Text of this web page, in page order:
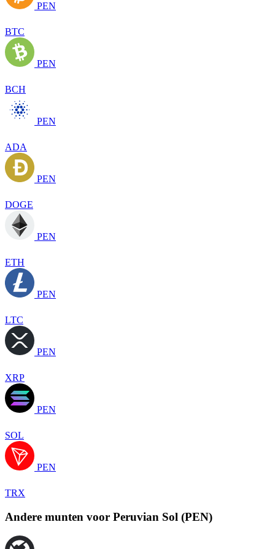
PEN
BTC
PEN
BCH
PEN
ADA
PEN
DOGE
PEN
ETH
PEN
LTC
PEN
XRP
PEN
SOL
PEN
TRX
Andere munten voor Peruvian Sol (PEN)